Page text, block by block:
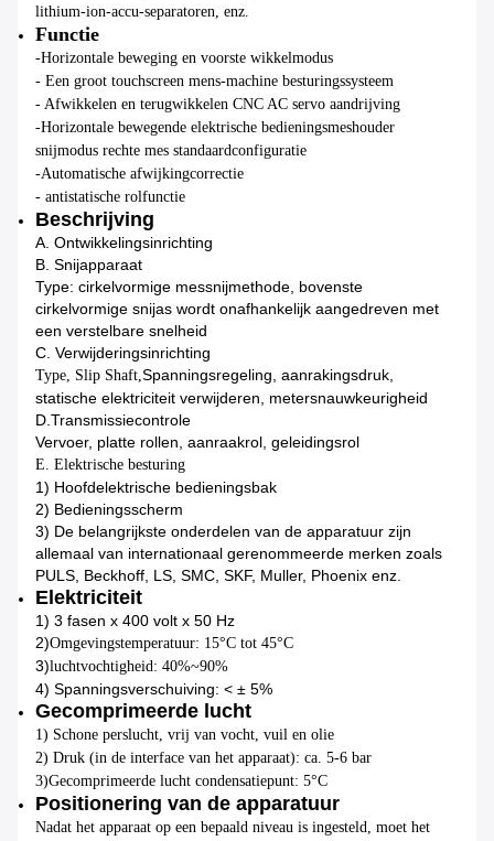
lithium-ion-accu-separatoren, enz.
Functie
-Horizontale beweging en voorste wikkelmodus
- Een groot touchscreen mens-machine besturingssysteem
- Afwikkelen en terugwikkelen CNC AC servo aandrijving
-Horizontale bewegende elektrische bedieningsmeshouder
snijmodus rechte mes standaardconfiguratie
-Automatische afwijkingcorrectie
- antistatische rolfunctie
Beschrijving
A. Ontwikkelingsinrichting
B. Snijapparaat
Type: cirkelvormige messnijmethode, bovenste
cirkelvormige snijas wordt onafhankelijk aangedreven met
een verstelbare snelheid
C. Verwijderingsinrichting
Type, Slip Shaft,Spanningsregeling, aanrakingsdruk,
statische elektriciteit verwijderen, metersnauwkeurigheid
D.Transmissiecontrole
Vervoer, platte rollen, aanraakrol, geleidingsrol
E. Elektrische besturing
1) Hoofdelektrische bedieningsbak
2) Bedieningsscherm
3) De belangrijkste onderdelen van de apparatuur zijn
allemaal van internationaal gerenommeerde merken zoals
PULS, Beckhoff, LS, SMC, SKF, Muller, Phoenix enz.
Elektriciteit
1) 3 fasen x 400 volt x 50 Hz
2)Omgevingstemperatuur: 15°C tot 45°C
3)luchtvochtigheid: 40%~90%
4) Spanningsverschuiving: < ± 5%
Gecomprimeerde lucht
1) Schone perslucht, vrij van vocht, vuil en olie
2) Druk (in de interface van het apparaat): ca. 5-6 bar
3)Gecomprimeerde lucht condensatiepunt: 5°C
Positionering van de apparatuur
Nadat het apparaat op een bepaald niveau is ingesteld, moet het